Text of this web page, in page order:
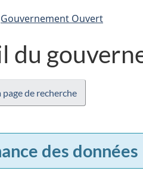
Gouvernement Ouvert
du
page de recherche
des données